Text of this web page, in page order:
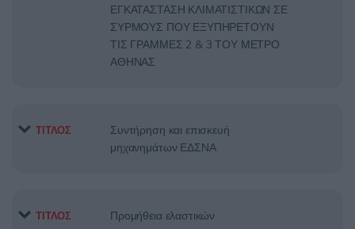
ΕΓΚΑΤΑΣΤΑΣΗ ΚΛΙΜΑΤΙΣΤΙΚΩΝ ΣΕ
ΣΥΡΜΟΥΣ ΠΟΥ ΕΞΥΠΗΡΕΤΟΥΝ
ΤΙΣ ΓΡΑΜΜΕΣ 2 & 3 ΤΟΥ ΜΕΤΡΟ
ΑΘΗΝΑΣ
ΤΙΤΛΟΣ
Συντήρηση και επισκευή
μηχανημάτων ΕΔΣΝΑ
ΤΙΤΛΟΣ Προμήθεια ελαστικών